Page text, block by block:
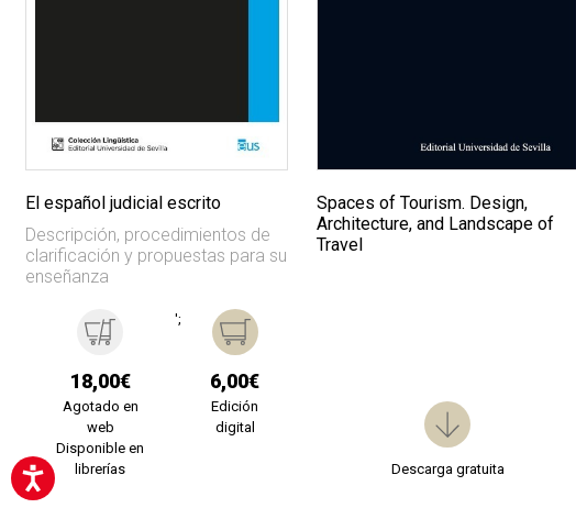
El español judicial escrito
Descripción, procedimientos de
clarificación y propuestas para su
enseñanza
18,00€
Agotado en
web
Disponible en
librerías
';
6,00€
Edición
digital
Spaces of Tourism. Design,
Architecture, and Landscape of
Travel
Descarga gratuita